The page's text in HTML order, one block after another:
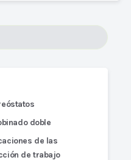
doble
de las
de trabajo